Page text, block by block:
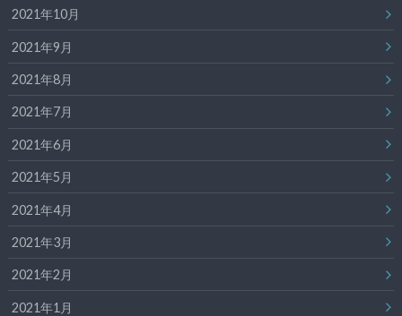
2021年10月
2021年9月
2021年8月
2021年7月
2021年6月
2021年5月
2021年4月
2021年3月
2021年2月
2021年1月